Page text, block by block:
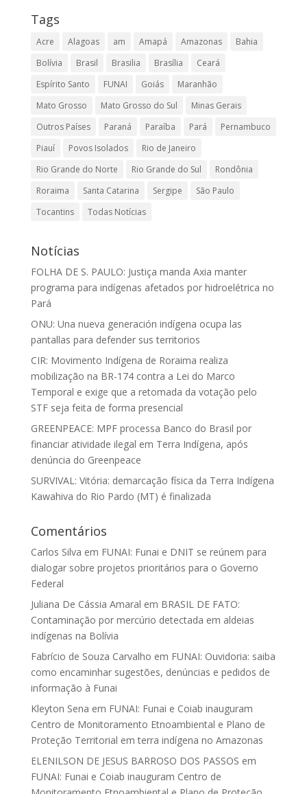
Tags
Acre Alagoas am Amapá Amazonas
Bahia
Bolívia
Brasil Brasilia Brasília
Ceará
Espírito Santo
FUNAI Goiás
Maranhão
Mato Grosso
Mato Grosso do Sul
Minas Gerais
Outros Países
Paraná Paraíba Pará
Pernambuco
Piauí
Povos Isolados
Rio de Janeiro
Rio Grande do Norte
Rio Grande do Sul
Rondônia
Roraima
Santa Catarina Sergipe
São Paulo
Tocantins
Todas Notícias
Notícias
FOLHA DE S. PAULO: Justiça manda Axia manter
programa para indígenas afetados por hidroelétrica no
Pará
ONU: Una nueva generación indígena ocupa las
pantallas para defender sus territorios
CIR: Movimento Indígena de Roraima realiza
mobilização na BR-174 contra a Lei do Marco
Temporal e exige que a retomada da votação pelo
STF seja feita de forma presencial
GREENPEACE: MPF processa Banco do Brasil por
financiar atividade ilegal em Terra Indígena, após
denúncia do Greenpeace
SURVIVAL: Vitória: demarcação física da Terra Indígena
Kawahiva do Rio Pardo (MT) é finalizada
Comentários
Carlos Silva em FUNAI: Funai e DNIT se reúnem para
dialogar sobre projetos prioritários para o Governo
Federal
Juliana De Cássia Amaral em BRASIL DE FATO:
Contaminação por mercúrio detectada em aldeias
indígenas na Bolívia
Fabrício de Souza Carvalho em FUNAI: Ouvidoria: saiba
como encaminhar sugestões, denúncias e pedidos de
informação à Funai
Kleyton Sena em FUNAI: Funai e Coiab inauguram
Centro de Monitoramento Etnoambiental e Plano de
Proteção Territorial em terra indígena no Amazonas
ELENILSON DE JESUS BARROSO DOS PASSOS em
FUNAI: Funai e Coiab inauguram Centro de